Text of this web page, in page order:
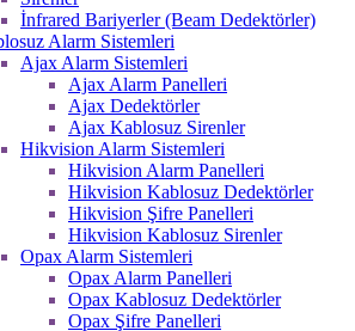
İnfrared Bariyerler (Beam Dedektörler)
Alarm Sistemleri
Ajax Alarm Sistemleri
Ajax Alarm Panelleri
Ajax Dedektörler
Ajax Kablosuz Sirenler
Hikvision Alarm Sistemleri
Hikvision Alarm Panelleri
Hikvision Kablosuz Dedektörler
Hikvision Şifre Panelleri
Hikvision Kablosuz Sirenler
Opax Alarm Sistemleri
Opax Alarm Panelleri
Opax Kablosuz Dedektörler
Opax Şifre Panelleri